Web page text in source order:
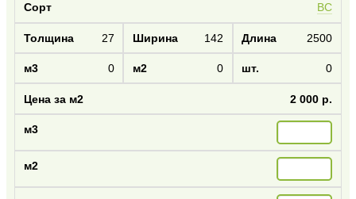
BC
27 142 2500
0 0 0
2 000 р.